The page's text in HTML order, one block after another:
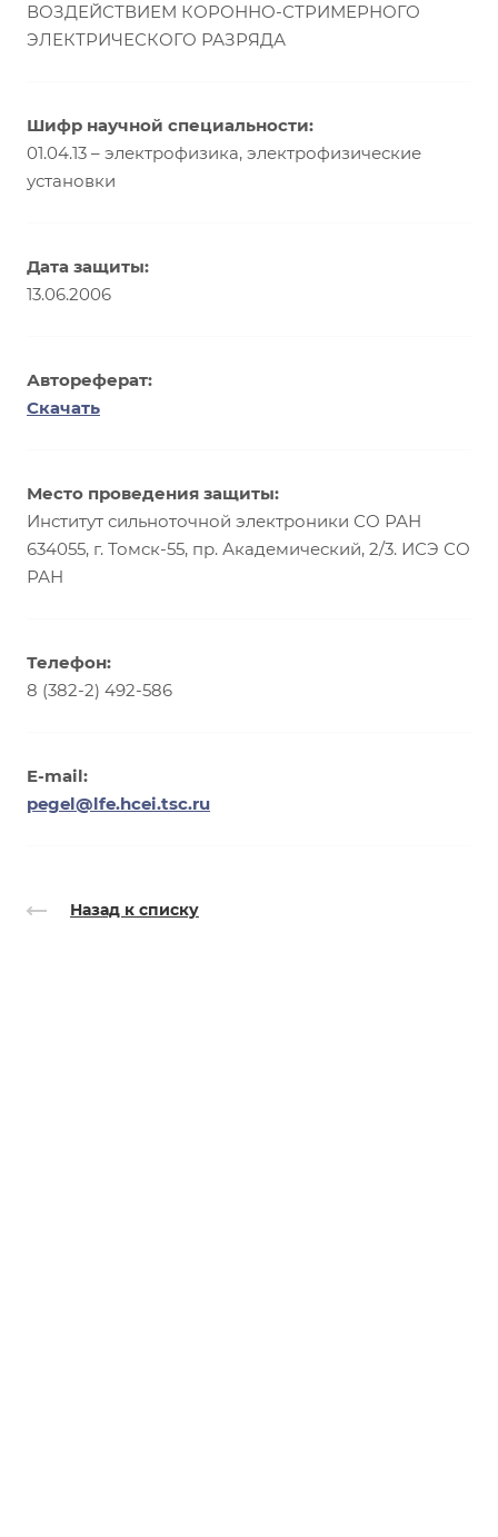
ВОЗДЕЙСТВИЕМ КОРОННО-СТРИМЕРНОГО
ЭЛЕКТРИЧЕСКОГО РАЗРЯДА
Шифр научной специальности:
01.04.13 – электрофизика, электрофизические
установки
Дата защиты:
13.06.2006
Автореферат:
Скачать
Место проведения защиты:
Институт сильноточной электроники СО РАН
634055, г. Томск-55, пр. Академический, 2/3. ИСЭ СО
РАН
Телефон:
8 (382-2) 492-586
E-mail:
pegel@lfe.hcei.tsc.ru
Назад к списку